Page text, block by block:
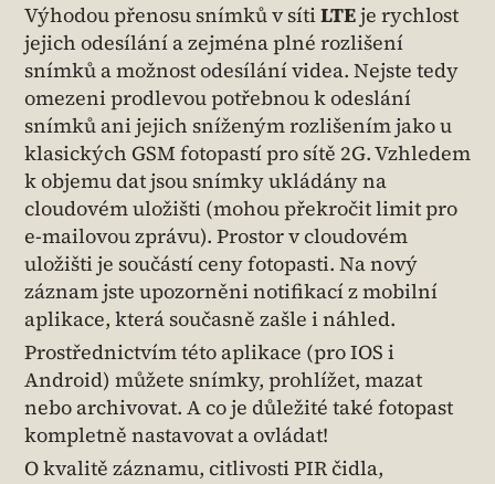
Výhodou přenosu snímků v sítiLTEje rychlost
jejich odesílání a zejména plné rozlišení
snímků a možnost odesílání videa. Nejste tedy
omezeni prodlevou potřebnou k odeslání
snímků ani jejich sníženým rozlišením jako u
klasických GSM fotopastí pro sítě 2G. Vzhledem
k objemu dat jsou snímky ukládány na
cloudovém uložišti (mohou překročit limit pro
e-mailovou zprávu). Prostor v cloudovém
uložišti je součástí ceny fotopasti. Na nový
záznam jste upozorněni notifikací z mobilní
aplikace, která současně zašle i náhled.
Prostřednictvím této aplikace (pro IOS i
Android) můžete snímky, prohlížet, mazat
nebo archivovat. A co je důležité také fotopast
kompletně nastavovat a ovládat!
O kvalitě záznamu, citlivosti PIR čidla,